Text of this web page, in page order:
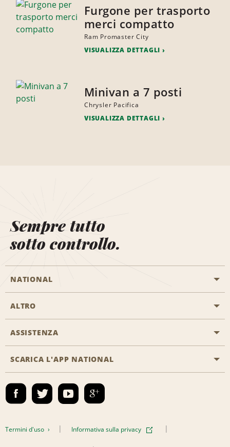
Furgone per trasporto
merci compatto
Ram Promaster City
VISUALIZZA DETTAGLI
Minivan a 7 posti
Chrysler Pacifica
VISUALIZZA DETTAGLI
Sempre tutto
sotto controllo.
NATIONAL
Inizia una prenotazione
Programmi business
Emerald Club Accedi
ALTRO
Offerte di lavoro
ASSISTENZA
Accessibilità
Contatti
SCARICA L'APP NATIONAL
Termini d'uso Informativa sulla privacy